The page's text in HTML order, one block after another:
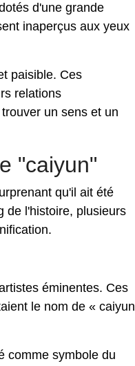
d'une grande
inaperçus aux yeux
paisible. Ces
relations
un sens et un
"caiyun"
qu'il ait été
de l'histoire, plusieurs
éminentes. Ces
le nom de « caiyun
comme symbole du